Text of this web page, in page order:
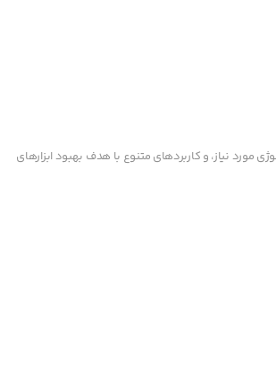
نیاز، و کاربردهای متنوع با هدف بهبود ابزارهای